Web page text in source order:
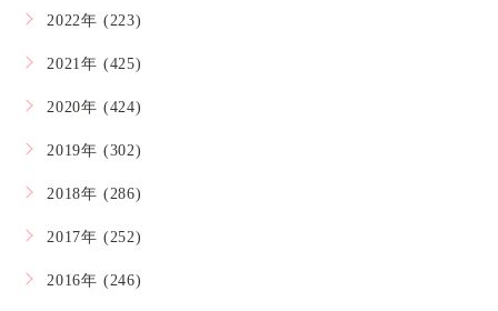
2022年 (223)
2021年 (425)
2020年 (424)
2019年 (302)
2018年 (286)
2017年 (252)
2016年 (246)